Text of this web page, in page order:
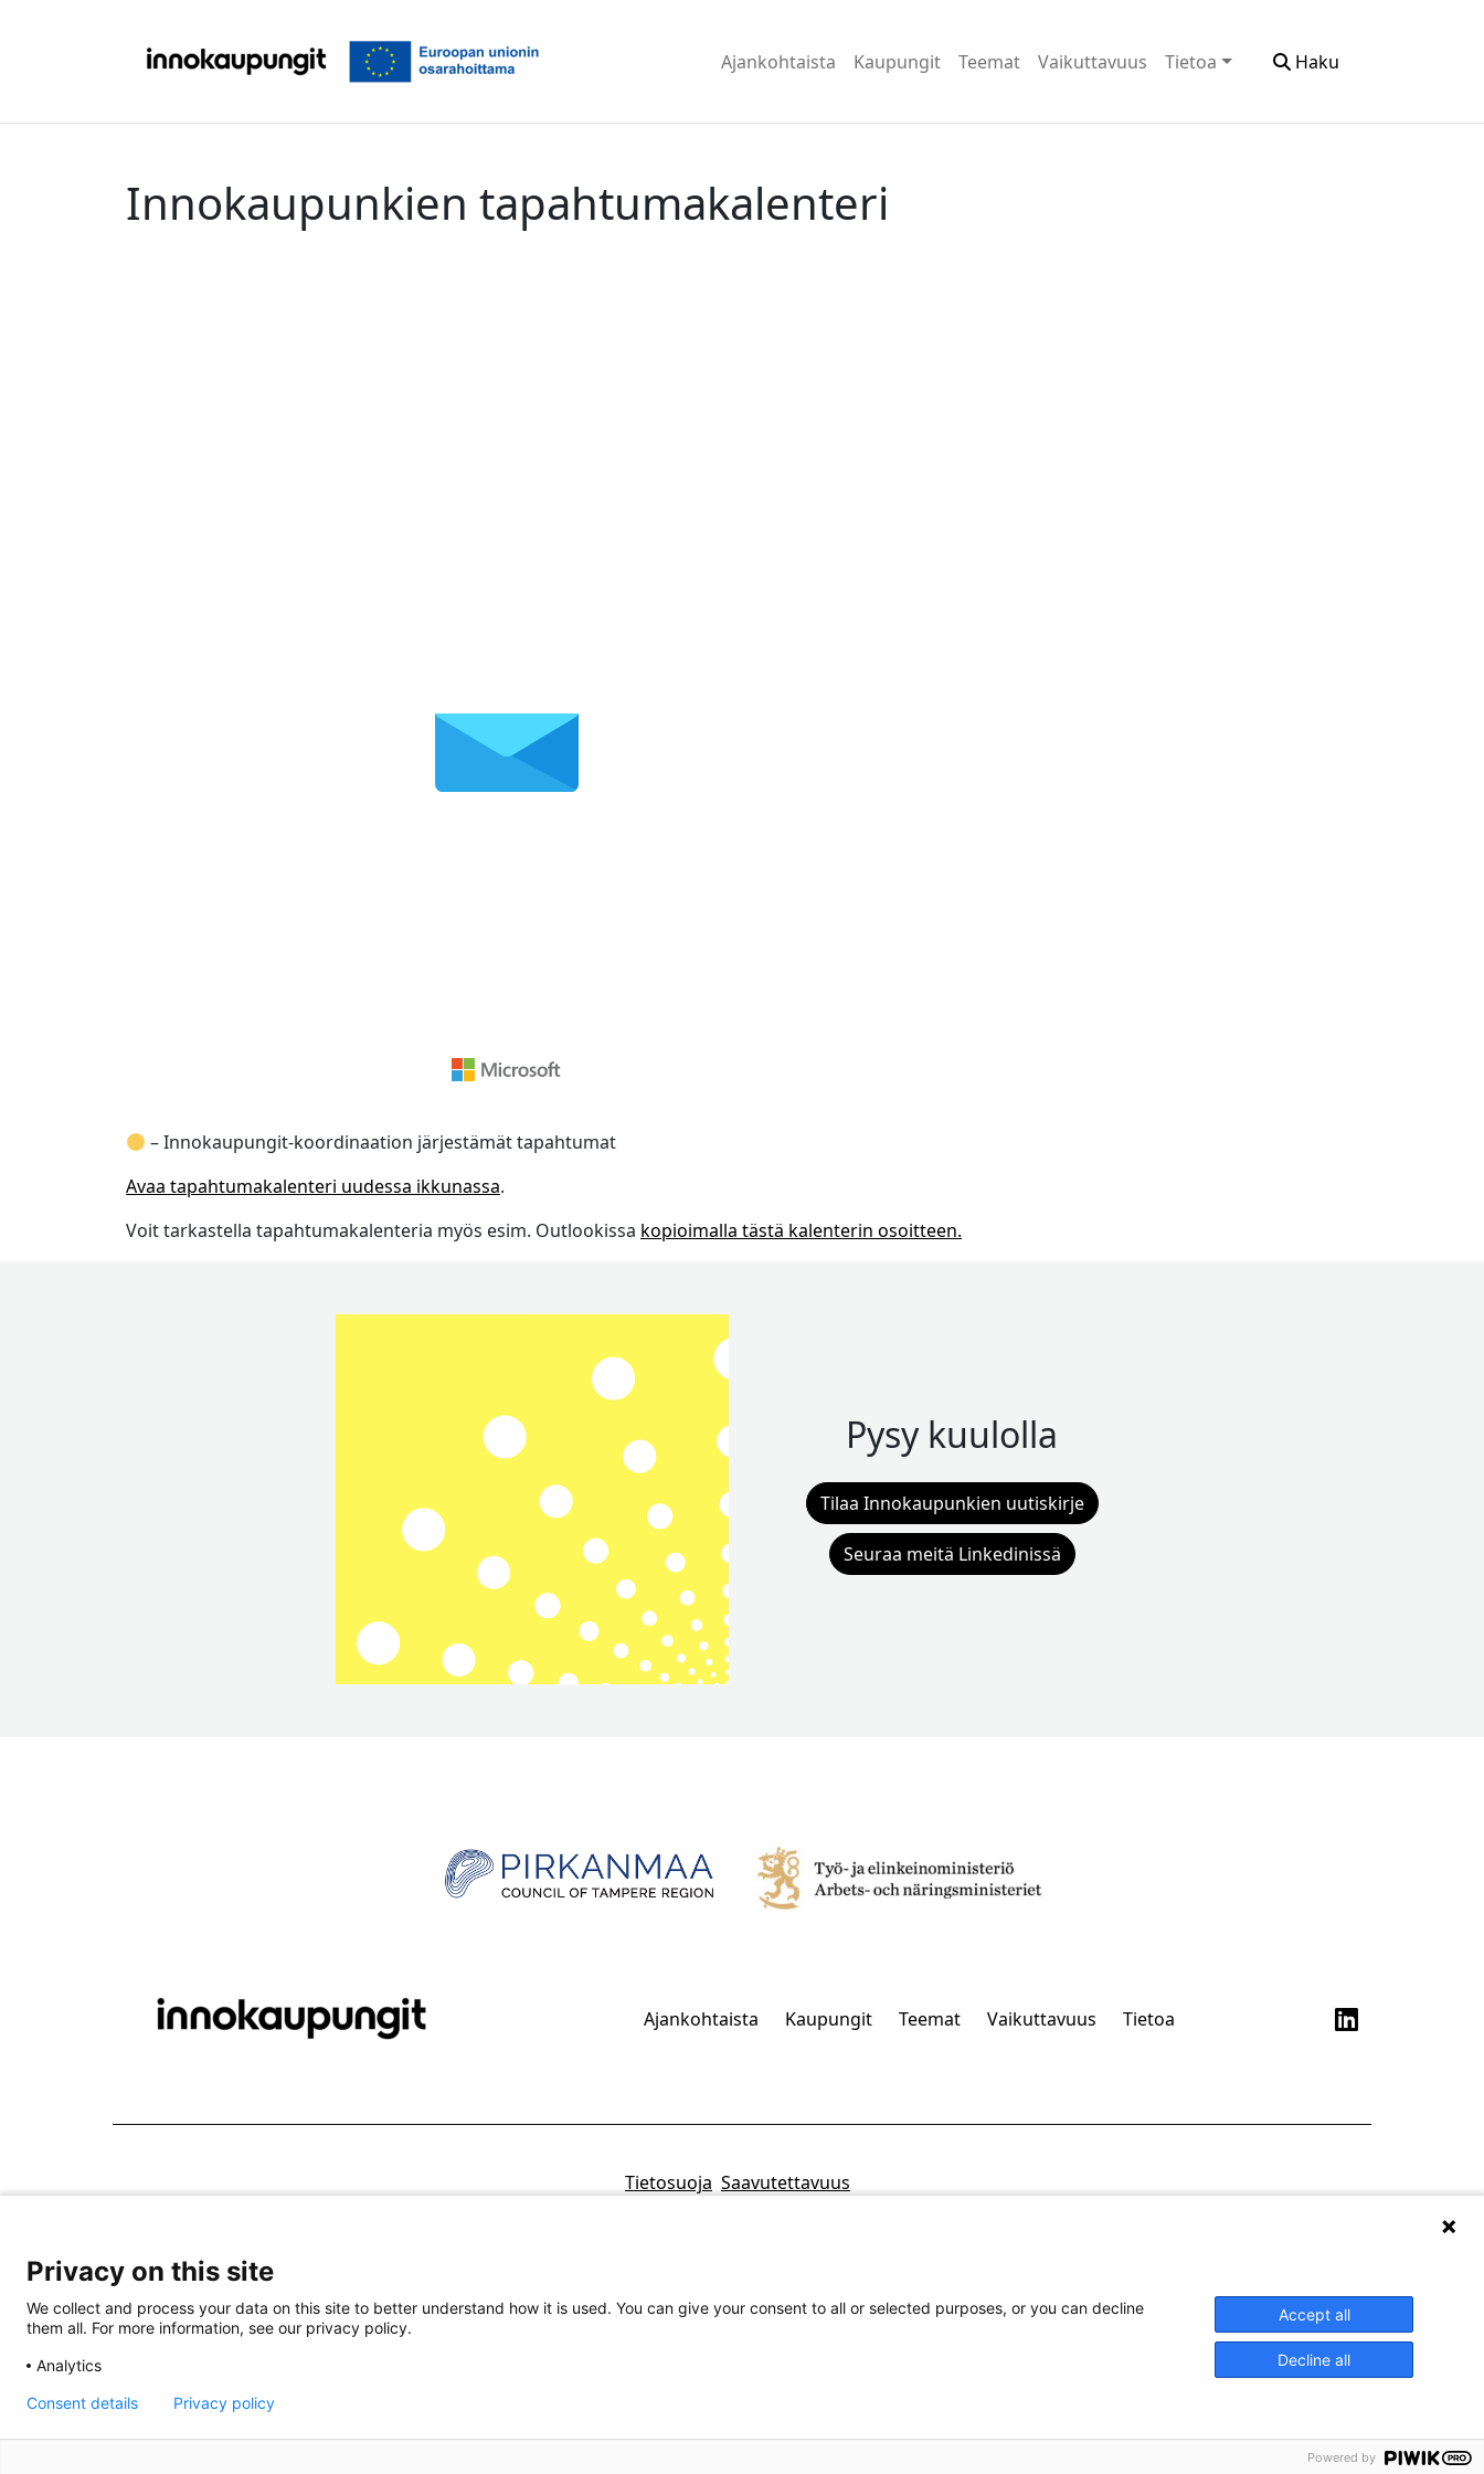
Ajankohtaista Kaupungit Teemat Vaikuttavuus Tietoa Haku
Innokaupunkien tapahtumakalenteri
– Innokaupungit-koordinaation järjestämät tapahtumat
Avaa tapahtumakalenteri uudessa ikkunassa.
Voit tarkastella tapahtumakalenteria myös esim. Outlookissa kopioimalla tästä kalenterin osoitteen.
Pysy kuulolla
Tilaa Innokaupunkien uutiskirje
Seuraa meitä Linkedinissä
Ajankohtaista Kaupungit Teemat Vaikuttavuus Tietoa
Tietosuoja Saavutettavuus
Privacy on this site
We collect and process your data on this site to better understand how it is used. You can give your consent to all or selected purposes, or you can decline
them all. For more information, see our privacy policy.
Analytics
Accept all
Decline all
Consent details Privacy policy
Powered by